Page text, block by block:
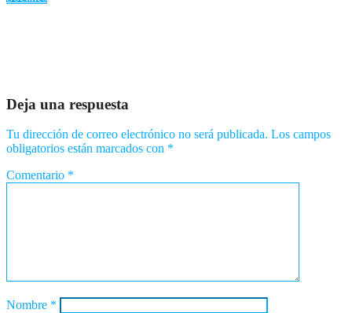
Deja una respuesta
Tu dirección de correo electrónico no será publicada. Los campos
obligatorios están marcados con *
Comentario *
Nombre *